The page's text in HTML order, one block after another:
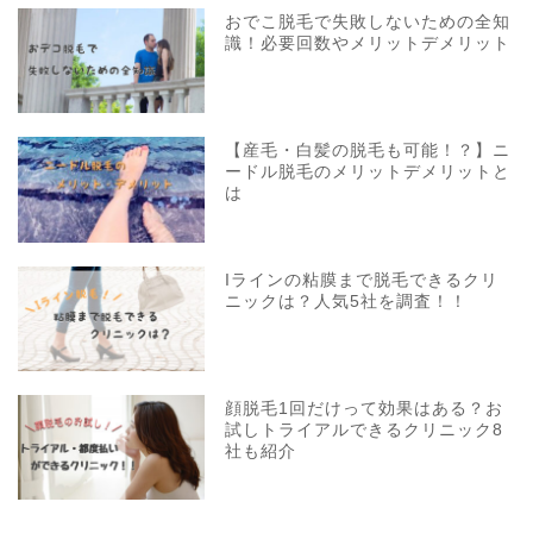
おでこ脱毛で失敗しないための全知
識！必要回数やメリットデメリット
【産毛・白髪の脱毛も可能！？】ニ
ードル脱毛のメリットデメリットと
は
Iラインの粘膜まで脱毛できるクリ
ニックは？人気5社を調査！！
顔脱毛1回だけって効果はある？お
試しトライアルできるクリニック8
社も紹介